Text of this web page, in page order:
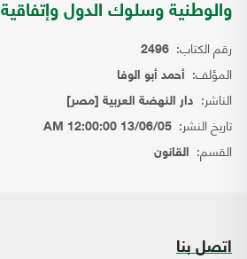
والوطنية وسلوك الدول وإتفاقية 1982
رقم الكتاب: 2496
المؤلف: أحمد أبو الوفا
الناشر: دار النهضة العربية [مصر]
تاريخ النشر: 13/06/05 12:00:00 AM
القسم: القانون
اتصل بنا